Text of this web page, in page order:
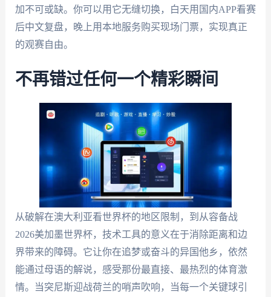
加不可或缺。你可以用它无缝切换，白天用国内APP看赛
后中文复盘，晚上用本地服务购买现场门票，实现真正
的观赛自由。
不再错过任何一个精彩瞬间
从破解在澳大利亚看世界杯的地区限制，到从容备战
2026美加墨世界杯，技术工具的意义在于消除距离和边
界带来的障碍。它让你在追梦或奋斗的异国他乡，依然
能通过母语的解说，感受那份最直接、最热烈的体育激
情。当突尼斯迎战荷兰的哨声吹响，当每一个关键球引